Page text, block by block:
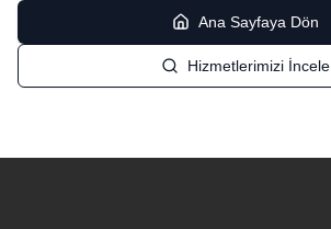
Ana Sayfaya Dön
Hizmetlerimizi İncele